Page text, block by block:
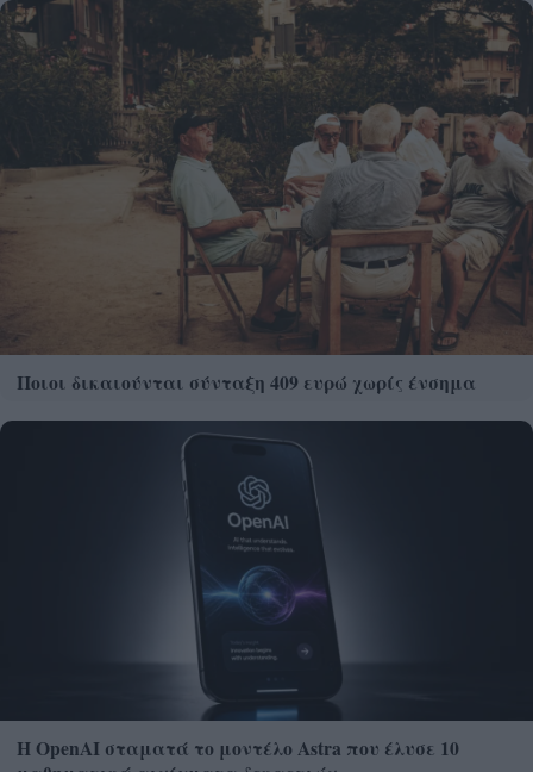
Ποιοι δικαιούνται σύνταξη 409 ευρώ χωρίς ένσημα
Η OpenAI σταματά το μοντέλο Astra που έλυσε 10